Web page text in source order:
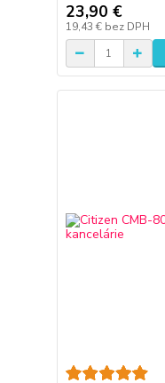
23,90 €
19,43 € bez DPH